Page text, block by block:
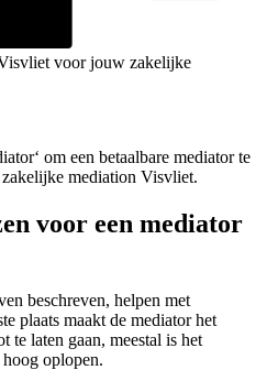
voor jouw zakelijke
om een betaalbare mediator te
mediation Visvliet.
voor een mediator
beschreven, helpen met
plaats maakt de mediator het
te laten gaan, meestal is het
oplopen.